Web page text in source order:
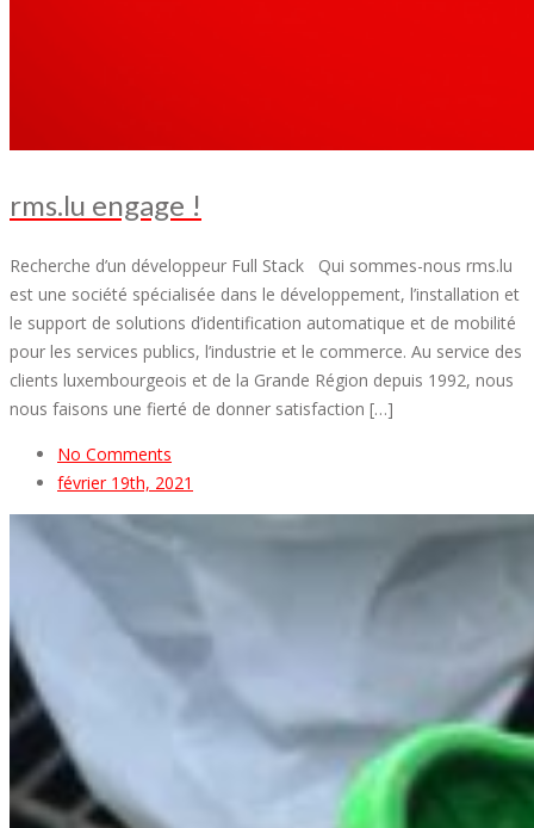
rms.lu engage !
Recherche d’un développeur Full Stack Qui sommes-nous rms.lu
est une société spécialisée dans le développement, l’installation et
le support de solutions d’identification automatique et de mobilité
pour les services publics, l’industrie et le commerce. Au service des
clients luxembourgeois et de la Grande Région depuis 1992, nous
nous faisons une fierté de donner satisfaction […]
No Comments
février 19th, 2021